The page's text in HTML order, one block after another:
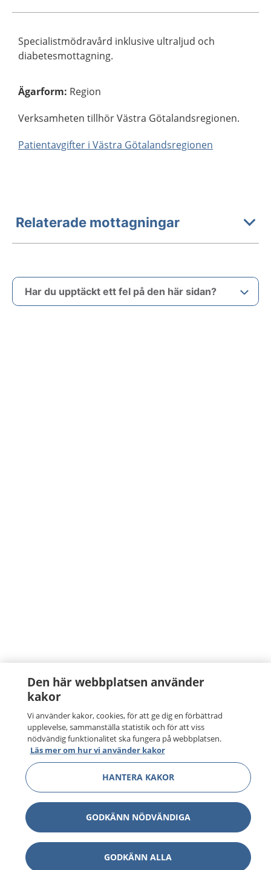
Specialistmödravård inklusive ultraljud och
diabetesmottagning.
Ägarform: Region
Verksamheten tillhör Västra Götalandsregionen.
Patientavgifter i Västra Götalandsregionen
Relaterade mottagningar
Har du upptäckt ett fel på den här sidan?
Den här webbplatsen använder
kakor
Vi använder kakor, cookies, för att ge dig en förbättrad
upplevelse, sammanställa statistik och för att viss
nödvändig funktionalitet ska fungera på webbplatsen.
Läs mer om hur vi använder kakor
HANTERA KAKOR
GODKÄNN NÖDVÄNDIGA
GODKÄNN ALLA